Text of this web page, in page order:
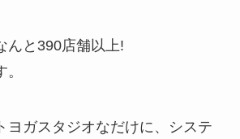
んと 390店舗以上!
ヨガスタジオなだけに、システ